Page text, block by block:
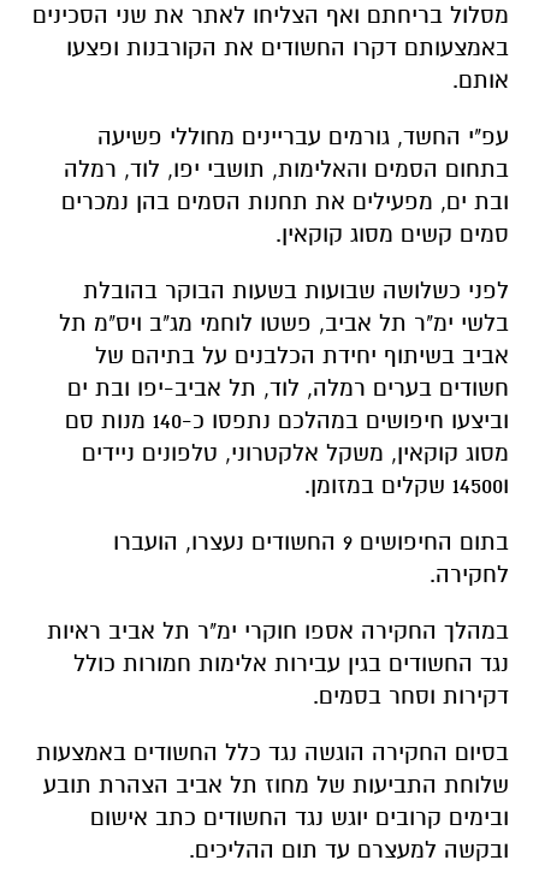
מסלול בריחתם ואף הצליחו לאתר את שני הסכינים
באמצעותם דקרו החשודים את הקורבנות ופצעו
אותם.
עפ"י החשד, גורמים עבריינים מחוללי פשיעה
בתחום הסמים והאלימות, תושבי יפו, לוד, רמלה
ובת ים, מפעילים את תחנות הסמים בהן נמכרים
סמים קשים מסוג קוקאין.
לפני כשלושה שבועות בשעות הבוקר בהובלת
בלשי ימ"ר תל אביב, פשטו לוחמי מג"ב ויס"מ תל
אביב בשיתוף יחידת הכלבנים על בתיהם של
חשודים בערים רמלה, לוד, תל אביב-יפו ובת ים
וביצעו חיפושים במהלכם נתפסו כ-140 מנות סם
מסוג קוקאין, משקל אלקטרוני, טלפונים ניידים
ו14500 שקלים במזומן.
בתום החיפושים 9 החשודים נעצרו, הועברו
לחקירה.
במהלך החקירה אספו חוקרי ימ"ר תל אביב ראיות
נגד החשודים בגין עבירות אלימות חמורות כולל
דקירות וסחר בסמים.
בסיום החקירה הוגשה נגד כלל החשודים באמצעות
שלוחת התביעות של מחוז תל אביב הצהרת תובע
ובימים קרובים יוגש נגד החשודים כתב אישום
ובקשה למעצרם עד תום ההליכים.